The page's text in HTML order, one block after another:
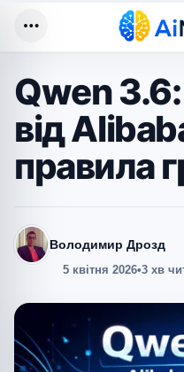
Qwen
від
правила
Володимир Дрозд
5 квітня 2026•3 хв